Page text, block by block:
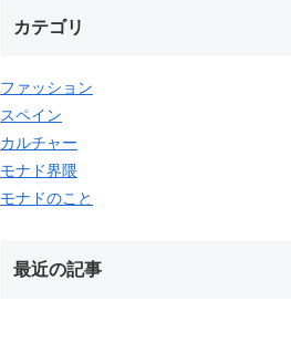
カテゴリ
ファッション
スペイン
カルチャー
モナド界隈
モナドのこと
最近の記事